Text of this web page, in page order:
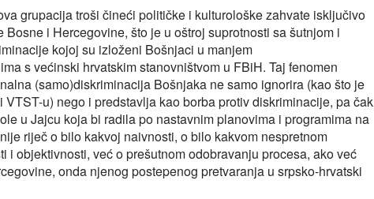
grupacija troši čineći političke i kulturološke zahvate isključivo
i Hercegovine, što je u oštroj suprotnosti sa šutnjom i
kojoj su izloženi Bošnjaci u manjem
s većinski hrvatskim stanovništvom u FBiH. Taj fenomen
(samo)diskriminacija Bošnjaka ne samo ignorira (kao što je
u) nego i predstavlja kao borba protiv diskriminacije, pa čak
u Jajcu koja bi radila po nastavnim planovima i programima na
riječ o bilo kakvoj naivnosti, o bilo kakvom nespretnom
i objektivnosti, već o prešutnom odobravanju procesa, ako već
onda njenog postepenog pretvaranja u srpsko-hrvatski